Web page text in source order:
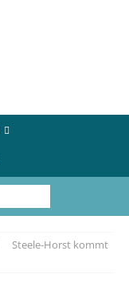
Steele-Horst kommt